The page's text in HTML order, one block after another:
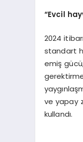
“Evcil
2024
standart
emiş
ve yapay
kullandı.